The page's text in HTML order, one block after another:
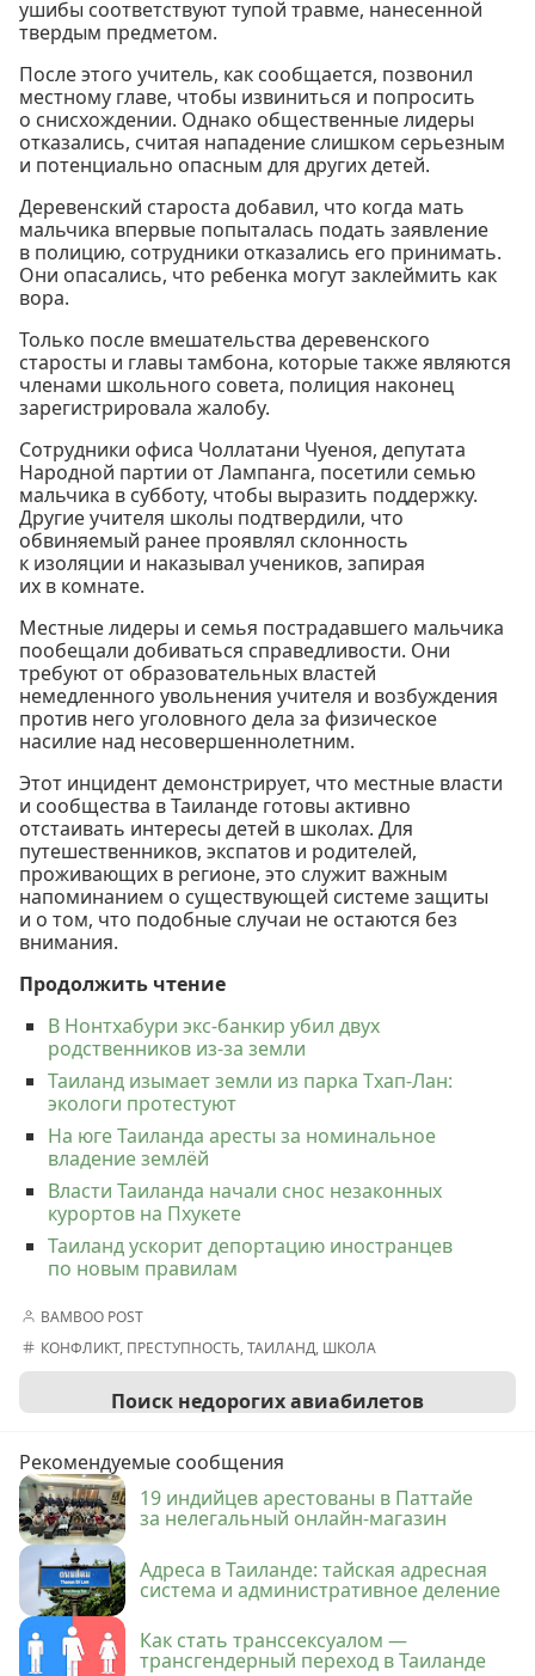
ушибы соответствуют тупой травме, нанесенной
твердым предметом.
После этого учитель, как сообщается, позвонил
местному главе, чтобы извиниться и попросить
о снисхождении. Однако общественные лидеры
отказались, считая нападение слишком серьезным
и потенциально опасным для других детей.
Деревенский староста добавил, что когда мать
мальчика впервые попыталась подать заявление
в полицию, сотрудники отказались его принимать.
Они опасались, что ребенка могут заклеймить как
вора.
Только после вмешательства деревенского
старосты и главы тамбона, которые также являются
членами школьного совета, полиция наконец
зарегистрировала жалобу.
Сотрудники офиса Чоллатани Чуеноя, депутата
Народной партии от Лампанга, посетили семью
мальчика в субботу, чтобы выразить поддержку.
Другие учителя школы подтвердили, что
обвиняемый ранее проявлял склонность
к изоляции и наказывал учеников, запирая
их в комнате.
Местные лидеры и семья пострадавшего мальчика
пообещали добиваться справедливости. Они
требуют от образовательных властей
немедленного увольнения учителя и возбуждения
против него уголовного дела за физическое
насилие над несовершеннолетним.
Этот инцидент демонстрирует, что местные власти
и сообщества в Таиланде готовы активно
отстаивать интересы детей в школах. Для
путешественников, экспатов и родителей,
проживающих в регионе, это служит важным
напоминанием о существующей системе защиты
и о том, что подобные случаи не остаются без
внимания.
Продолжить чтение
В Нонтхабури экс-банкир убил двух
родственников из-за земли
Таиланд изымает земли из парка Тхап-Лан:
экологи протестуют
На юге Таиланда аресты за номинальное
владение землёй
Власти Таиланда начали снос незаконных
курортов на Пхукете
Таиланд ускорит депортацию иностранцев
по новым правилам
BAMBOO POST
КОНФЛИКТ, ПРЕСТУПНОСТЬ,ТАИЛАНД, ШКОЛА
Поиск недорогих авиабилетов
Рекомендуемые сообщения
19 индийцев арестованы в Паттайе
за нелегальный онлайн-магазин
Адреса в Таиланде: тайская адресная
система и административное деление
Как стать транссексуалом —
трансгендерный переход в Таиланде